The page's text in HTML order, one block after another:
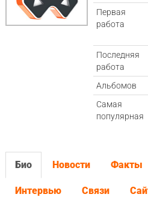
Первая
работа
Последняя
работа
Альбомов
Самая
популярная
Био Новости Факты
Интервью Связи